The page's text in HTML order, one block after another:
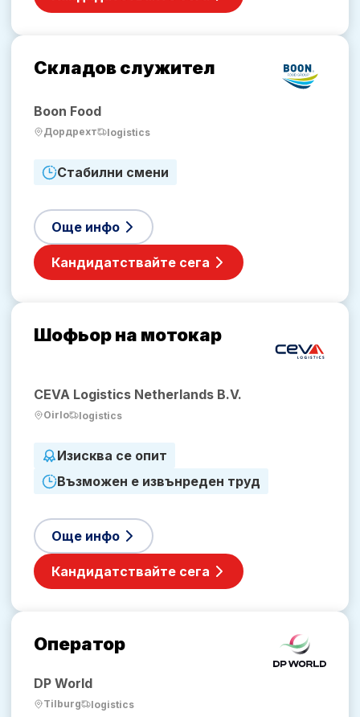
Складов служител
Boon Food
Дордрехт logistics
Стабилни смени
Още инфо
Кандидатствайте сега
Шофьор на мотокар
CEVA Logistics Netherlands B.V.
Oirlo logistics
Изисква се опит
Възможен е извънреден труд
Още инфо
Кандидатствайте сега
Оператор
DP World
Tilburg logistics